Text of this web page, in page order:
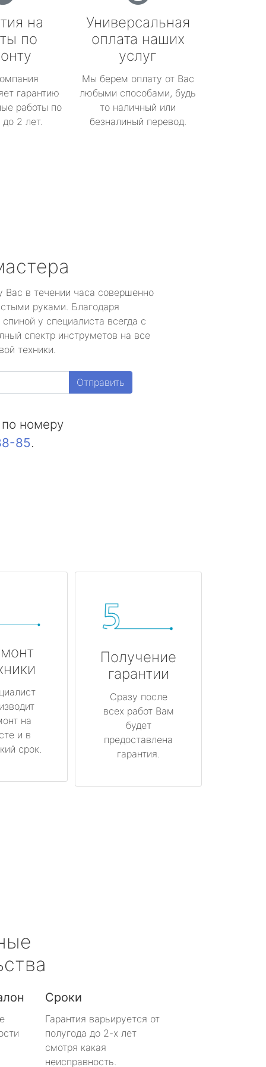
на
по
гарантию
работы по
2 лет.
Универсальная
оплата наших
услуг
Мы берем оплату от Вас
любыми способами, будь
то наличный или
безналиный перевод.
Вас в течении часа совершенно
руками. Благодаря
у специалиста всегда с
спектр инструметов на все
техники.
Отправить
номеру
85.
на
и в
срок.
Получение
гарантии
Сразу после
всех работ Вам
будет
предоставлена
гарантия.
Сроки
Гарантия варьируется от
полугода до 2-х лет
смотря какая
неисправность.